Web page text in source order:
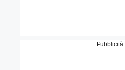
Pubblicità